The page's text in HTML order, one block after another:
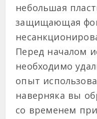
небольшая
защищающая
Перед началом
необходимо
опыт
наверняка вы
со временем